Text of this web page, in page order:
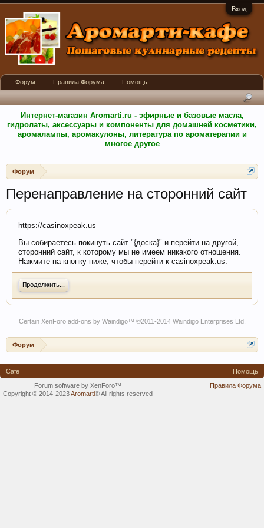
Вход
Интернет-магазин Aromarti.ru - эфирные и базовые масла,
гидролаты, аксессуары и компоненты для домашней косметики,
аромалампы, аромакулоны, литература по ароматерапии и
многое другое
Форум
Перенаправление на сторонний сайт
https://casinoxpeak.us
Вы собираетесь покинуть сайт "{доска}" и перейти на другой,
сторонний сайт, к которому мы не имеем никакого отношения.
Нажмите на кнопку ниже, чтобы перейти к casinoxpeak.us.
Продолжить...
Certain XenForo add-ons by Waindigo™ ©2011-2014 Waindigo Enterprises Ltd.
Форум
Форум Правила Форума Помощь
Cafe
Помощь
Правила Форума
Forum software by XenForo™
Copyright © 2014-2023Aromarti®All rights reserved